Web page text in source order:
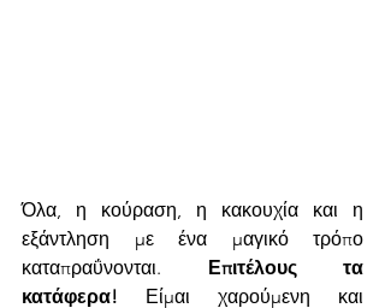
Όλα, η κούραση, η κακουχία και η
εξάντληση με ένα μαγικό τρόπο
καταπραΰνονται. Επιτέλους τα
κατάφερα! Είμαι χαρούμενη και